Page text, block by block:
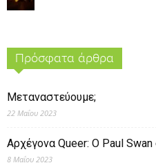
Πρόσφατα άρθρα
Μεταναστεύουμε;
22 Μαΐου 2023
Αρχέγονα Queer: O Paul
8 Μαΐου 2023